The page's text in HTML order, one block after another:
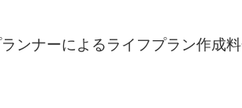
ンナーによるライフプラン作成